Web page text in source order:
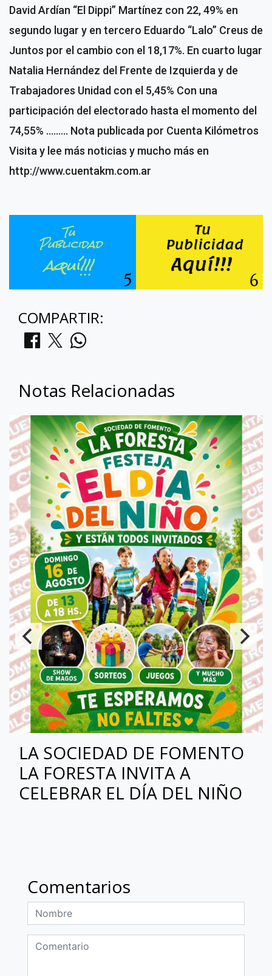
David Ardían “El Dippi” Martínez con 22, 49% en
segundo lugar y en tercero Eduardo “Lalo” Creus de
Juntos por el cambio con el 18,17%. En cuarto lugar
Natalia Hernández del Frente de Izquierda y de
Trabajadores Unidad con el 5,45% Con una
participación del electorado hasta el momento del
74,55% ……… Nota publicada por Cuenta Kilómetros
Visita y lee más noticias y mucho más en
http://www.cuentakm.com.ar
COMPARTIR:
Notas Relacionadas
LA SOCIEDAD DE FOMENTO
LA FORESTA INVITA A
CELEBRAR EL DÍA DEL NIÑO
Comentarios